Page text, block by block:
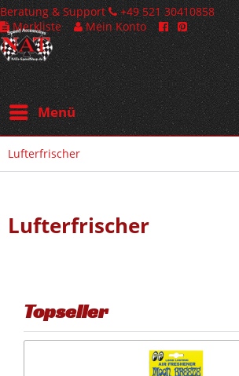
Beratung & Support
+49 521 30410858
Merkliste
Mein Konto
Menü
Lufterfrischer
Lufterfrischer
Topseller